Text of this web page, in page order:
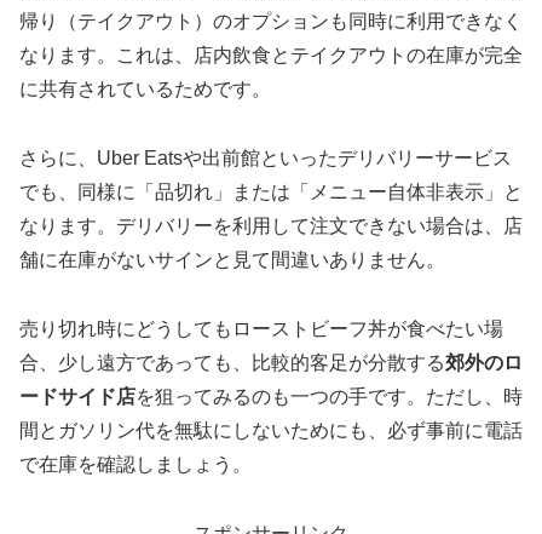
帰り（テイクアウト）のオプションも同時に利用できなく
なります。これは、店内飲食とテイクアウトの在庫が完全
に共有されているためです。
さらに、Uber Eatsや出前館といったデリバリーサービス
でも、同様に「品切れ」または「メニュー自体非表示」と
なります。デリバリーを利用して注文できない場合は、店
舗に在庫がないサインと見て間違いありません。
売り切れ時にどうしてもローストビーフ丼が食べたい場
合、少し遠方であっても、比較的客足が分散する郊外のロ
ードサイド店を狙ってみるのも一つの手です。ただし、時
間とガソリン代を無駄にしないためにも、必ず事前に電話
で在庫を確認しましょう。